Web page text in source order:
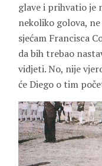
glave i prihvatio je
nekoliko golova,
sjećam Francisca
da bih trebao
vidjeti. No, nije
će Diego o tim